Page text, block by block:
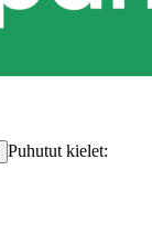
Puhutut kielet: